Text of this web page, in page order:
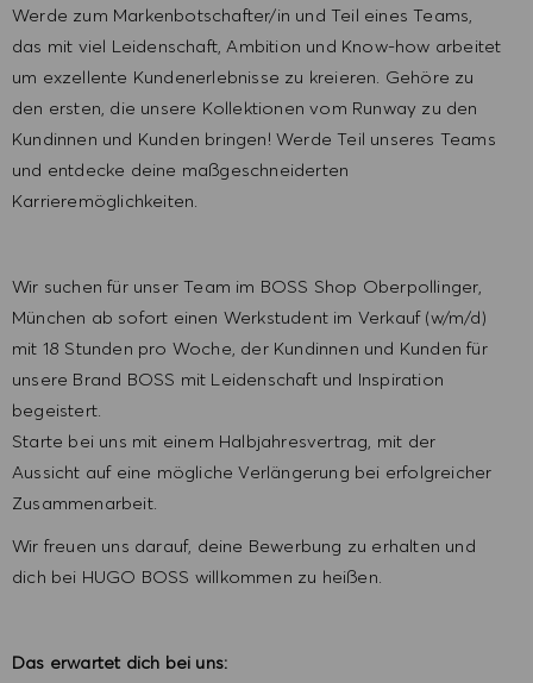
Werde zum Markenbotschafter/in und Teil eines Teams,
das mit viel Leidenschaft, Ambition und Know-how arbeitet
um exzellente Kundenerlebnisse zu kreieren. Gehöre zu
den ersten, die unsere Kollektionen vom Runway zu den
Kundinnen und Kunden bringen! Werde Teil unseres Teams
und entdecke deine maßgeschneiderten
Karrieremöglichkeiten.
Wir suchen für unser Team im BOSS Shop Oberpollinger,
München ab sofort einen Werkstudent im Verkauf (w/m/d)
mit 18 Stunden pro Woche, der Kundinnen und Kunden für
unsere Brand BOSS mit Leidenschaft und Inspiration
begeistert.
Starte bei uns mit einem Halbjahresvertrag, mit der
Aussicht auf eine mögliche Verlängerung bei erfolgreicher
Zusammenarbeit.
Wir freuen uns darauf, deine Bewerbung zu erhalten und
dich bei HUGO BOSS willkommen zu heißen.
Das erwartet dich bei uns: